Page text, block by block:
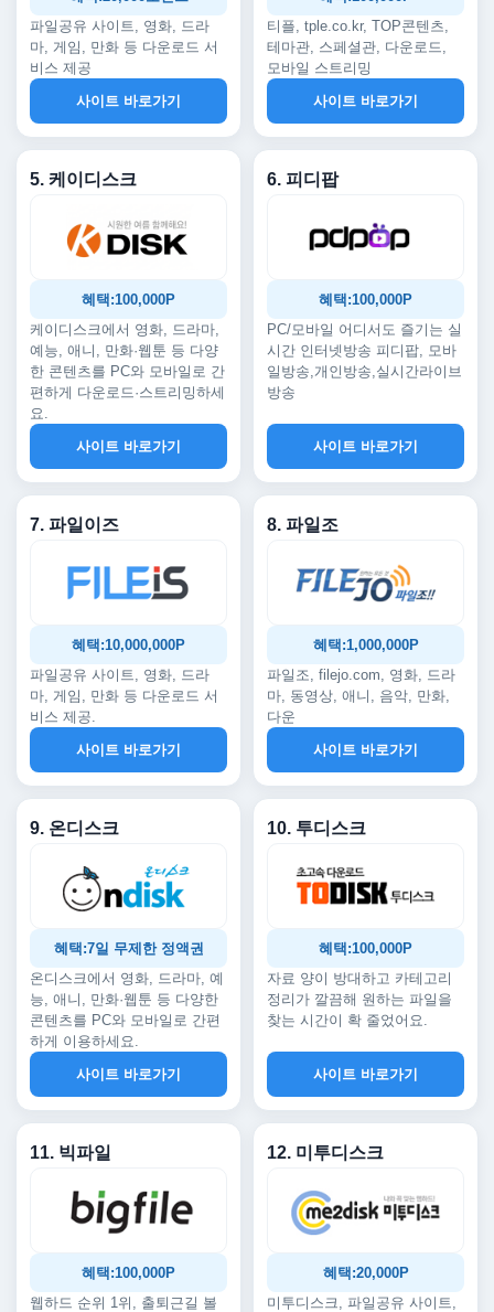
파일공유 사이트, 영화, 드라
마, 게임, 만화 등 다운로드 서
비스 제공
사이트 바로가기
티플, tple.co.kr, TOP콘텐츠,
테마관, 스페셜관, 다운로드,
모바일 스트리밍
사이트 바로가기
5. 케이디스크
혜택:100,000P
케이디스크에서 영화, 드라마,
예능, 애니, 만화·웹툰 등 다양
한 콘텐츠를 PC와 모바일로 간
편하게 다운로드·스트리밍하세
요.
사이트 바로가기
6. 피디팝
혜택:100,000P
PC/모바일 어디서도 즐기는 실
시간 인터넷방송 피디팝, 모바
일방송,개인방송,실시간라이브
방송
사이트 바로가기
7. 파일이즈
혜택:10,000,000P
파일공유 사이트, 영화, 드라
마, 게임, 만화 등 다운로드 서
비스 제공.
사이트 바로가기
8. 파일조
혜택:1,000,000P
파일조, filejo.com, 영화, 드라
마, 동영상, 애니, 음악, 만화,
다운
사이트 바로가기
9. 온디스크
혜택:7일 무제한 정액권
온디스크에서 영화, 드라마, 예
능, 애니, 만화·웹툰 등 다양한
콘텐츠를 PC와 모바일로 간편
하게 이용하세요.
사이트 바로가기
10. 투디스크
혜택:100,000P
자료 양이 방대하고 카테고리
정리가 깔끔해 원하는 파일을
찾는 시간이 확 줄었어요.
사이트 바로가기
11. 빅파일
혜택:100,000P
웹하드 순위 1위, 출퇴근길 볼
12. 미투디스크
혜택:20,000P
미투디스크, 파일공유 사이트,